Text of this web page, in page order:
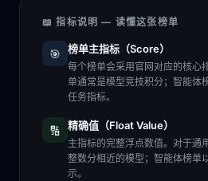
📖 指标说明 — 读懂这张榜单
🎯 榜单主指标（Score）
每个榜单会采用官网对应的核心
单通常是模型竞技积分；智能体
任务指标。
🔢 精确值（Float Value）
主指标的完整浮点数值。对于通
整数分相近的模型；智能体榜单
示。